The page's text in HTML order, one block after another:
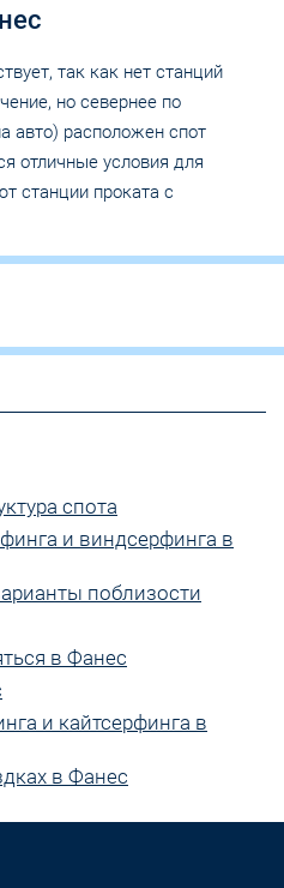
так как нет станций
но севернее по
авто) расположен спот
отличные условия для
станции проката с
спота
и виндсерфинга в
поблизости
в Фанес
и кайтсерфинга в
в Фанес